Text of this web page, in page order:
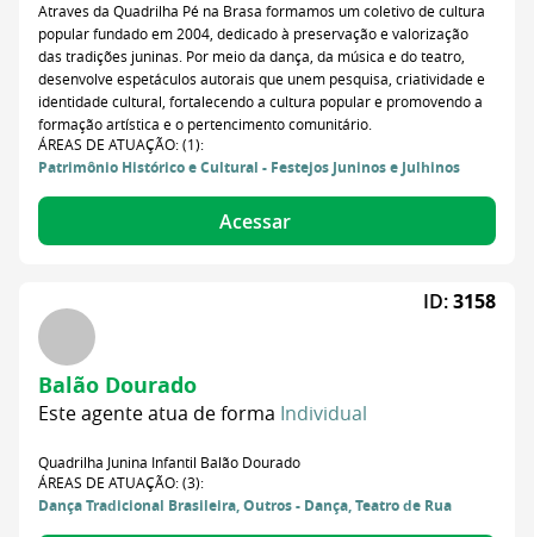
Atraves da Quadrilha Pé na Brasa formamos um coletivo de cultura
popular fundado em 2004, dedicado à preservação e valorização
das tradições juninas. Por meio da dança, da música e do teatro,
desenvolve espetáculos autorais que unem pesquisa, criatividade e
identidade cultural, fortalecendo a cultura popular e promovendo a
formação artística e o pertencimento comunitário.
ÁREAS DE ATUAÇÃO: (1):
Patrimônio Histórico e Cultural - Festejos Juninos e Julhinos
Acessar
Balão Dourado
Este agente atua de forma Individual
ID:3158
Quadrilha Junina Infantil Balão Dourado
ÁREAS DE ATUAÇÃO: (3):
Dança Tradicional Brasileira, Outros - Dança, Teatro de Rua